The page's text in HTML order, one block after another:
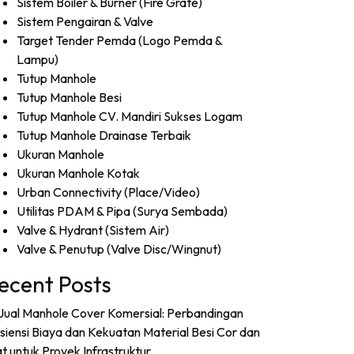
Sistem Pengairan & Valve
Target Tender Pemda (Logo Pemda &
Lampu)
Tutup Manhole
Tutup Manhole Besi
Tutup Manhole CV. Mandiri Sukses Logam
Tutup Manhole Drainase Terbaik
Ukuran Manhole
Ukuran Manhole Kotak
Urban Connectivity (Place/Video)
Utilitas PDAM & Pipa (Surya Sembada)
Valve & Hydrant (Sistem Air)
Valve & Penutup (Valve Disc/Wingnut)
Posts